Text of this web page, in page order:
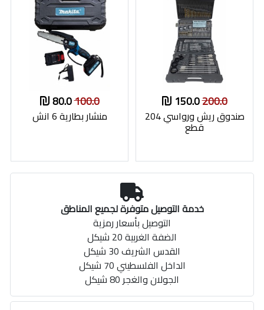
200.0
150.0
صندوق ريش ورواسي 204
قطع
100.0
80.0
منشار بطارية 6 انش
خدمة التوصيل متوفرة لجميع المناطق
التوصيل بأسعار رمزية
الضفة الغربية 20 شيكل
القدس الشريف 30 شيكل
الداخل الفلسطيني 70 شيكل
الجولان والغجر 80 شيكل